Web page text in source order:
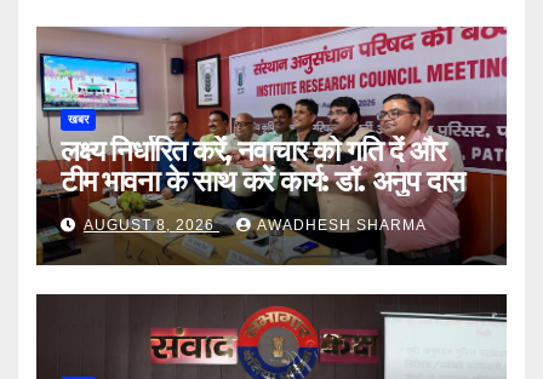
खबर
लक्ष्य निर्धारित करें, नवाचार को गति दें और
टीम भावना के साथ करें कार्य: डॉ. अनुप दास
AUGUST 8, 2026 AWADHESH SHARMA